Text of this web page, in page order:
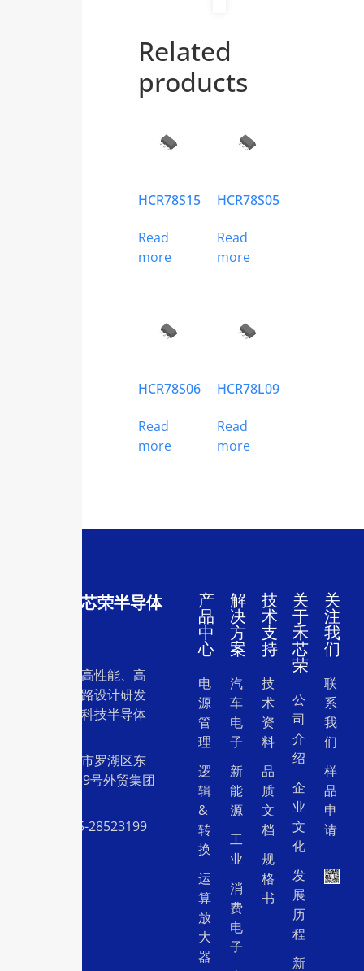
Related
products
HCR78S15
Read
more
HCR78S05
Read
more
HCR78S06
Read
more
HCR78L09
Read
more
深圳市禾芯荣半导体
一家专注于高性能、高
质量集成电路设计研发
和销售的高科技半导体
地址：深圳市罗湖区东
门中兴路239号外贸集团
电话：0755-28523199
产
品
中
心
电
源
管
理
逻
辑
&
转
换
运
算
放
大
器
解
决
方
案
汽
车
电
子
新
能
源
工
业
消
费
电
子
技
术
支
持
技
术
资
料
品
质
文
档
规
格
书
关
于
禾
芯
荣
公
司
介
绍
企
业
文
化
发
展
历
程
新
关
注
我
们
联
系
我
们
样
品
申
请